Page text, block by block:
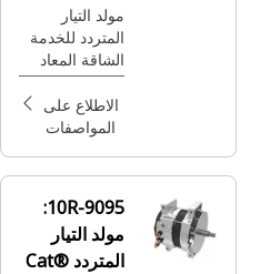
Reman
مولد التيار
المتردد للخدمة
الشاقة المعاد
تصنيعه بقوة 24
فولت، 145
أمبير
الاطلاع على
المواصفات
10R-9095:
مولد التيار
المتردد Cat®